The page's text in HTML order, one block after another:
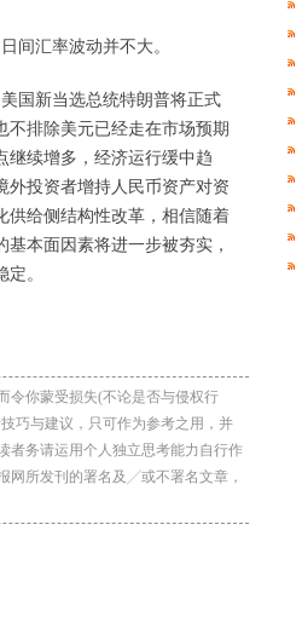
间汇率波动并不大。
国新当选总统特朗普将正式
不排除美元已经走在市场预期
继续增多，经济运行缓中趋
外投资者增持人民币资产对资
供给侧结构性改革，相信随着
本面因素将进一步被夯实，
。
令你蒙受损失(不论是否与侵权行
巧与建议，只可作为参考之用，并
者务请运用个人独立思考能力自行作
网所发刊的署名及╱或不署名文章，